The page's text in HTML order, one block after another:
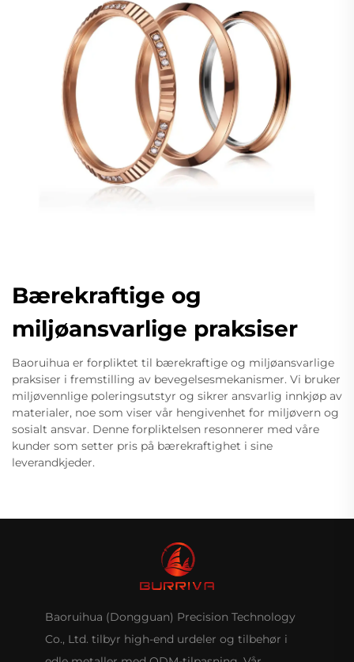
Bærekraftige og
miljøansvarlige praksiser
Baoruihua er forpliktet til bærekraftige og miljøansvarlige
praksiser i fremstilling av bevegelsesmekanismer. Vi bruker
miljøvennlige poleringsutstyr og sikrer ansvarlig innkjøp av
materialer, noe som viser vår hengivenhet for miljøvern og
sosialt ansvar. Denne forpliktelsen resonnerer med våre
kunder som setter pris på bærekraftighet i sine
leverandkjeder.
Baoruihua (Dongguan) Precision Technology
Co., Ltd. tilbyr high-end urdeler og tilbehør i